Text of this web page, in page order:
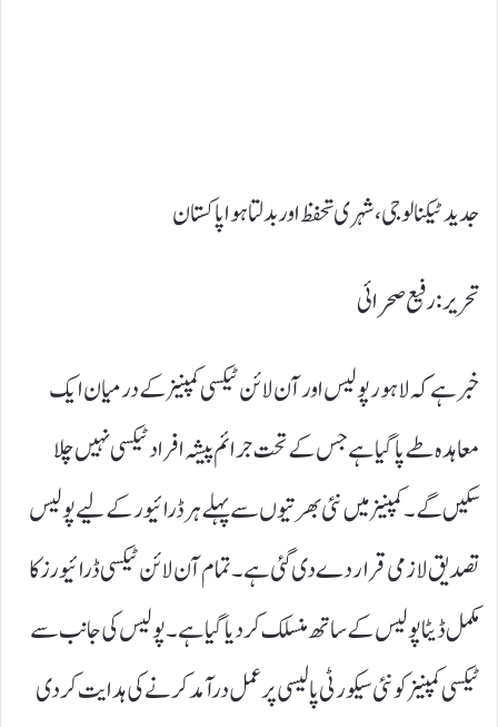
جدید ٹیکنالوجی، شہری تحفظ اور بدلتا ہوا پاکستان
تحریر : رفیع صحرائی
خبر ہے کہ لاہور پولیس اور آن لائن ٹیکسی کمپنیز کے درمیان ایک
معاہدہ طے پا گیا ہے جس کے تحت جرائم پیشہ افراد ٹیکسی نہیں چلا
سکیں گے۔ کمپنیز میں نئی بھرتیوں سے پہلے ہر ڈرائیور کے لیے پولیس
تصدیق لازمی قرار دے دی گئی ہے۔ تمام آن لائن ٹیکسی ڈرائیورز کا
مکمل ڈیٹا پولیس کے ساتھ منسلک کر دیا گیا ہے۔ پولیس کی جانب سے
ٹیکسی کمپنیز کو نئی سیکورٹی پالیسی پر عمل درآمد کرنے کی ہدایت کر دی